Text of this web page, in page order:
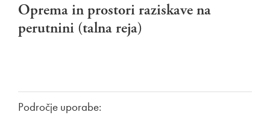
Oprema in prostori raziskave na
perutnini (talna reja)
Področje uporabe: